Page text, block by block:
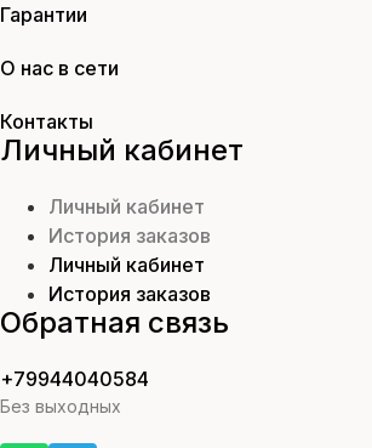
Гарантии
О нас в сети
Контакты
Личный кабинет
Личный кабинет
История заказов
Личный кабинет
История заказов
Обратная связь
+79944040584
Без выходных